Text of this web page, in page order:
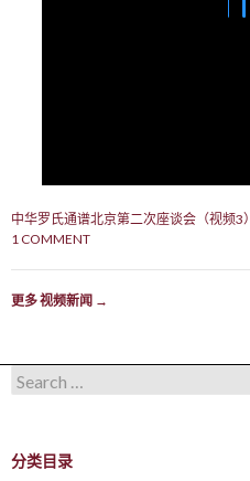
中华罗氏通谱北京第二次座谈会（视频3）
1 COMMENT
更多 视频新闻 →
Search for:
分类目录